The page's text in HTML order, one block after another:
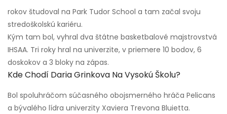
rokov študoval na Park Tudor School a tam začal svoju
stredoškolskú kariéru.
Kým tam bol, vyhral dva štátne basketbalové majstrovstvá
IHSAA. Tri roky hral na univerzite, v priemere 10 bodov, 6
doskokov a 3 bloky na zápas.
Kde Chodí Daria Grinkova Na Vysokú Školu?
Bol spoluhráčom súčasného obojsmerného hráča Pelicans
a bývalého lídra univerzity Xaviera Trevona Bluietta.